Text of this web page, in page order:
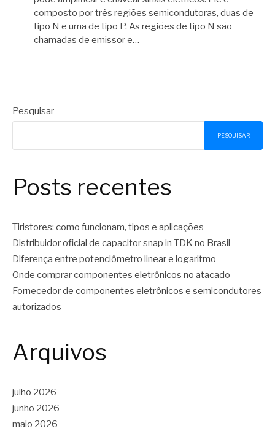
composto por três regiões semicondutoras, duas de
tipo N e uma de tipo P. As regiões de tipo N são
chamadas de emissor e…
Pesquisar
PESQUISAR
Posts recentes
Tiristores: como funcionam, tipos e aplicações
Distribuidor oficial de capacitor snap in TDK no Brasil
Diferença entre potenciômetro linear e logaritmo
Onde comprar componentes eletrônicos no atacado
Fornecedor de componentes eletrônicos e semicondutores
autorizados
Arquivos
julho 2026
junho 2026
maio 2026